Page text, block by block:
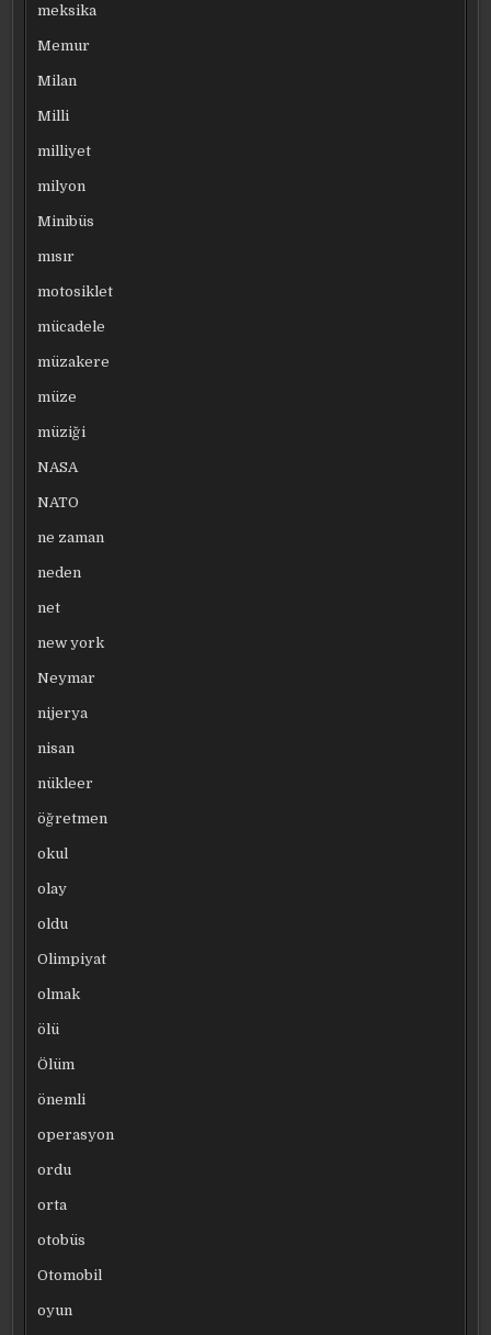
meksika
Memur
Milan
Milli
milliyet
milyon
Minibüs
mısır
motosiklet
mücadele
müzakere
müze
müziği
NASA
NATO
ne zaman
neden
net
new york
Neymar
nijerya
nisan
nükleer
öğretmen
okul
olay
oldu
Olimpiyat
olmak
ölü
Ölüm
önemli
operasyon
ordu
orta
otobüs
Otomobil
oyun